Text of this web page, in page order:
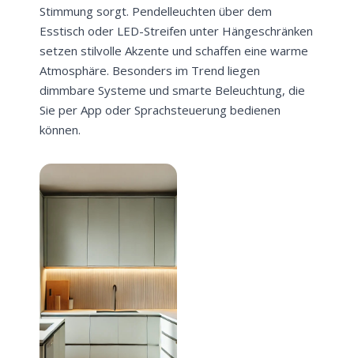
Stimmung sorgt. Pendelleuchten über dem
Esstisch oder LED-Streifen unter Hängeschränken
setzen stilvolle Akzente und schaffen eine warme
Atmosphäre. Besonders im Trend liegen
dimmbare Systeme und smarte Beleuchtung, die
Sie per App oder Sprachsteuerung bedienen
können.